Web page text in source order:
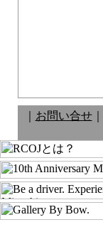
お問い合せ｜